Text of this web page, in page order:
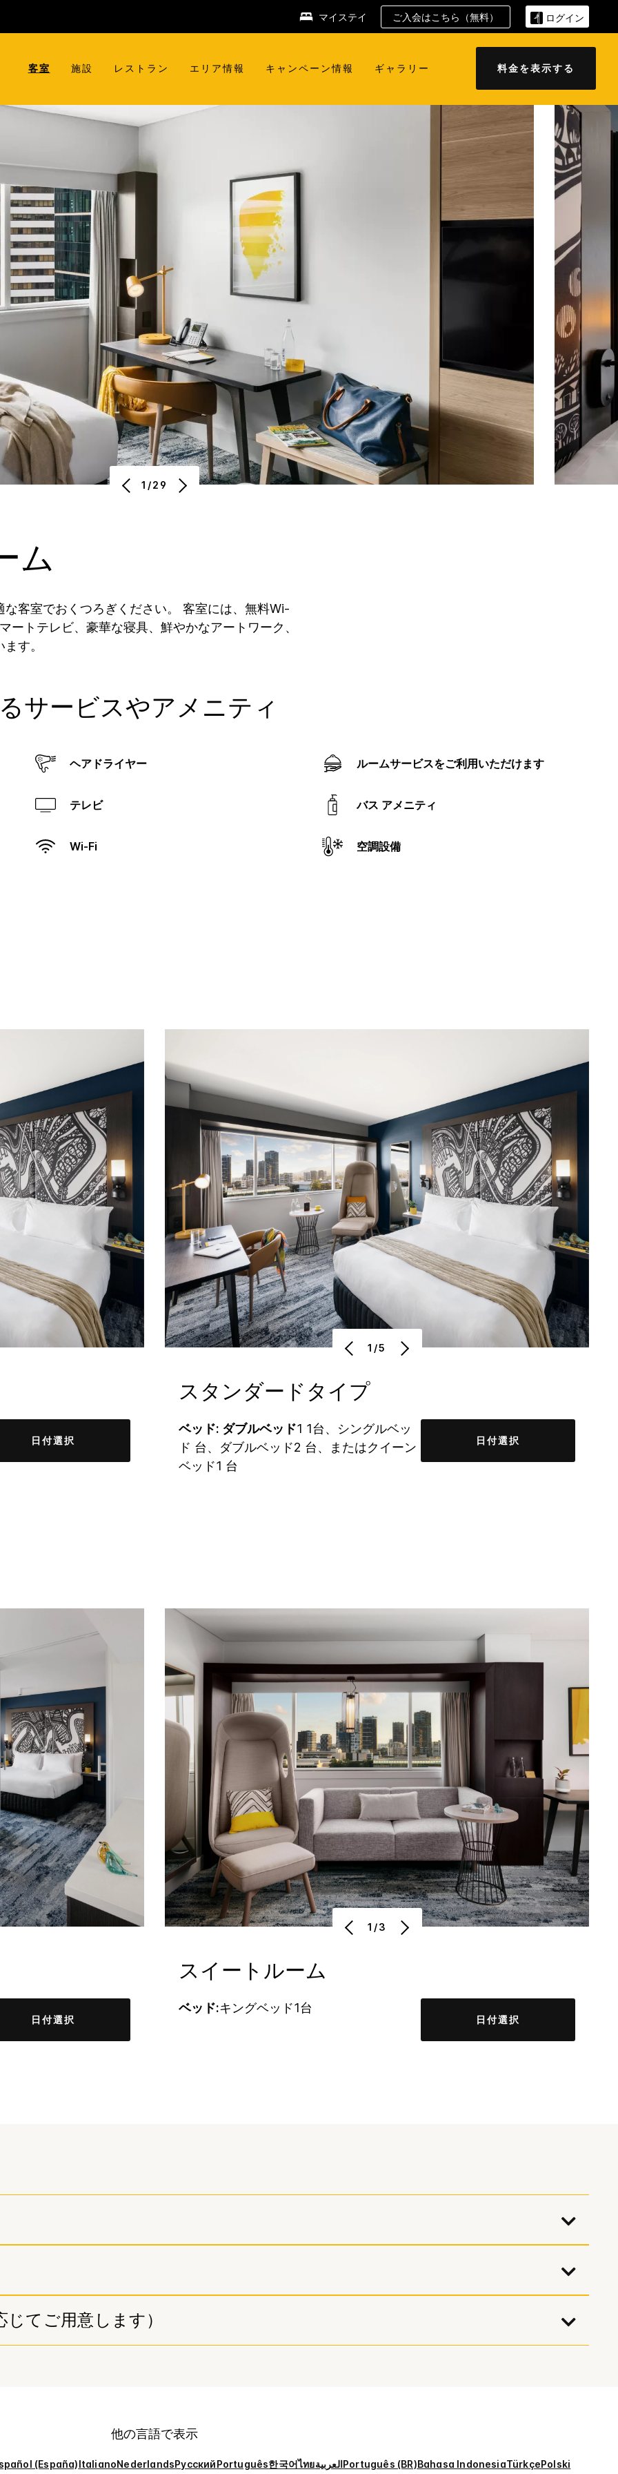
マイステイ ご入会はこちら（無料） ログイン
客室 施設 レストラン エリア情報 キャンペーン情報 ギャラリー 料金を表示する
1/29
ム
客室でおくつろぎください。 客室には、無料Wi-
トテレビ、豪華な寝具、鮮やかなアートワーク、
す。
サービスやアメニティ
ヘアドライヤー ルームサービスをご利用いただけます
テレビ バス アメニティ
Wi-Fi 空調設備
日付選択
1/5
スタンダードタイプ
ベッド: ダブルベッド1 1台、シングルベッ
ド 台、ダブルベッド2 台、またはクイーン
ベッド1 台
日付選択
日付選択
1/3
スイートルーム
ベッド:キングベッド1台
日付選択
てご用意します）
他の言語で表示
(España)ItalianoNederlandsРусскийPortuguês한국어ไทยالعربيةPortuguês (BR)Bahasa IndonesiaTürkçePolski